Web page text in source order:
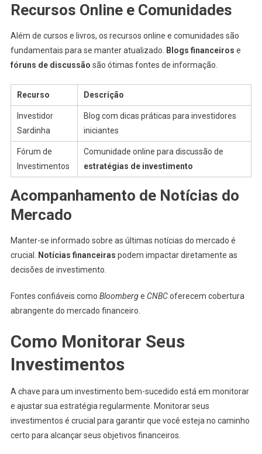
Recursos Online e Comunidades
Além de cursos e livros, os recursos online e comunidades são
fundamentais para se manter atualizado.
Blogs financeiros e
fóruns de discussão são ótimas fontes de informação.
Recurso Descrição
Investidor
Sardinha
Blog com dicas práticas para investidores
iniciantes
Fórum de
Investimentos
Comunidade online para discussão de
estratégias de investimento
Acompanhamento de Notícias do
Mercado
Manter-se informado sobre as últimas notícias do mercado é
crucial.
Notícias financeiras podem impactar diretamente as
decisões de investimento.
Fontes confiáveis como Bloomberge CNBCoferecem cobertura
abrangente do mercado financeiro.
Como Monitorar Seus
Investimentos
A chave para um investimento bem-sucedido está em monitorar
e ajustar sua estratégia regularmente. Monitorar seus
investimentos é crucial para garantir que você esteja no caminho
certo para alcançar seus objetivos financeiros.